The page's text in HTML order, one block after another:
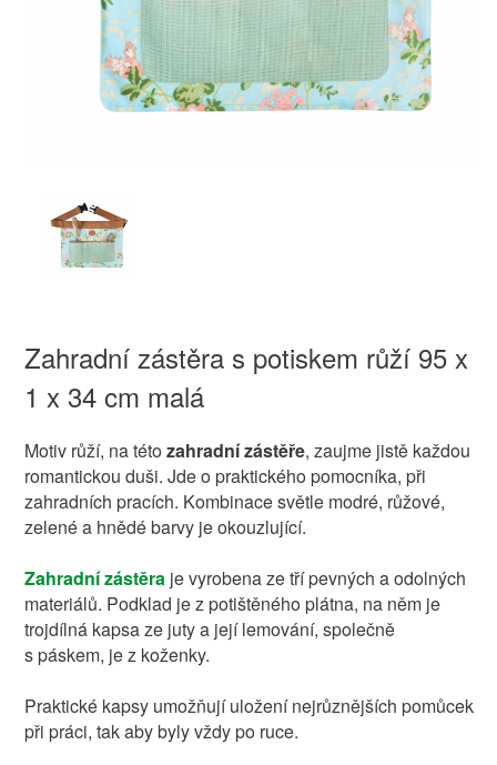
Zahradní zástěra s potiskem růží 95 x
1 x 34 cm malá
Motiv růží, na této zahradní zástěře, zaujme jistě každou
romantickou duši. Jde o praktického pomocníka, při
zahradních pracích. Kombinace světle modré, růžové,
zelené a hnědé barvy je okouzlující.
Zahradní zástěraje vyrobena ze tří pevných a odolných
materiálů. Podklad je z potištěného plátna, na něm je
trojdílná kapsa ze juty a její lemování, společně
s páskem, je z koženky.
Praktické kapsy umožňují uložení nejrůznějších pomůcek
při práci, tak aby byly vždy po ruce.